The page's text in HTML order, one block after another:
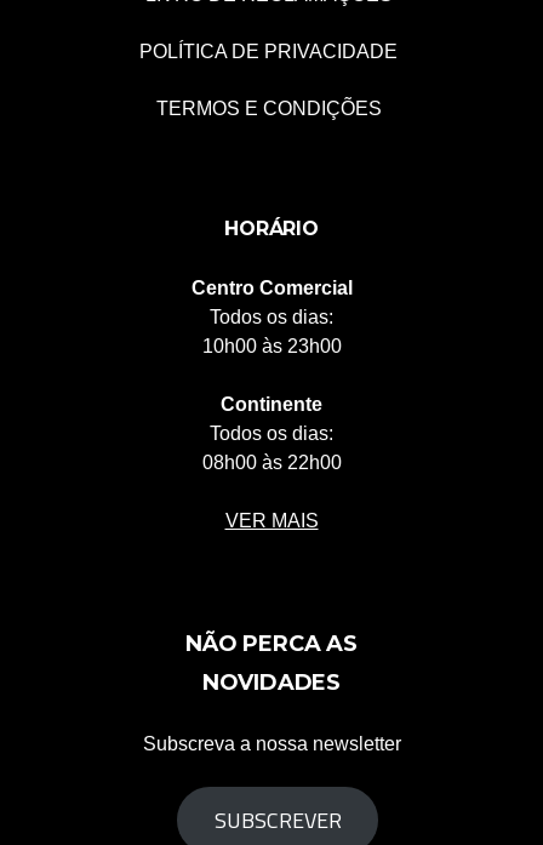
POLÍTICA DE PRIVACIDADE
TERMOS E CONDIÇÕES
HORÁRIO
Centro Comercial
Todos os dias:
10h00 às 23h00
Continente
Todos os dias:
08h00 às 22h00
VER MAIS
NÃO PERCA AS
NOVIDADES
Subscreva a nossa newsletter
SUBSCREVER